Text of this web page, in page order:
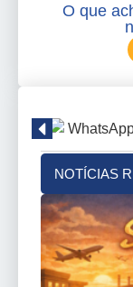
O que
NOTÍCIAS